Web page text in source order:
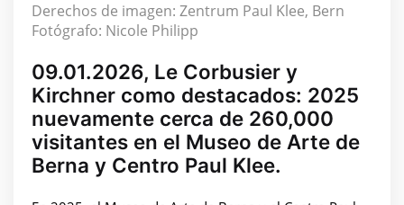
Derechos de imagen: Zentrum Paul Klee, Bern
Fotógrafo: Nicole Philipp
09.01.2026, Le Corbusier y
Kirchner como destacados: 2025
nuevamente cerca de 260,000
visitantes en el Museo de Arte de
Berna y Centro Paul Klee.